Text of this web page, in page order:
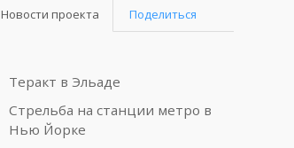
Новости проекта Поделиться
Теракт в Эльаде
Стрельба на станции метро в
Нью Йорке